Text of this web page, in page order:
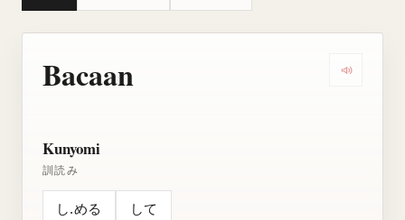
Bacaan
Kunyomi
訓読み
し.める して